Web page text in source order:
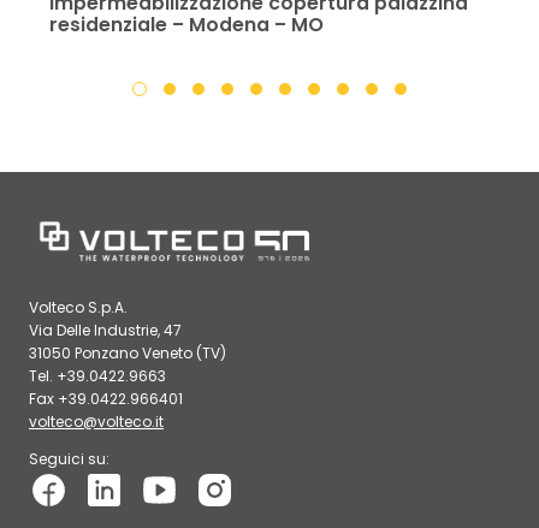
residenziale – Modena – MO
Volteco S.p.A.
Via Delle Industrie, 47
31050 Ponzano Veneto (TV)
Tel. +39.0422.9663
Fax +39.0422.966401
volteco@volteco.it
Seguici su: